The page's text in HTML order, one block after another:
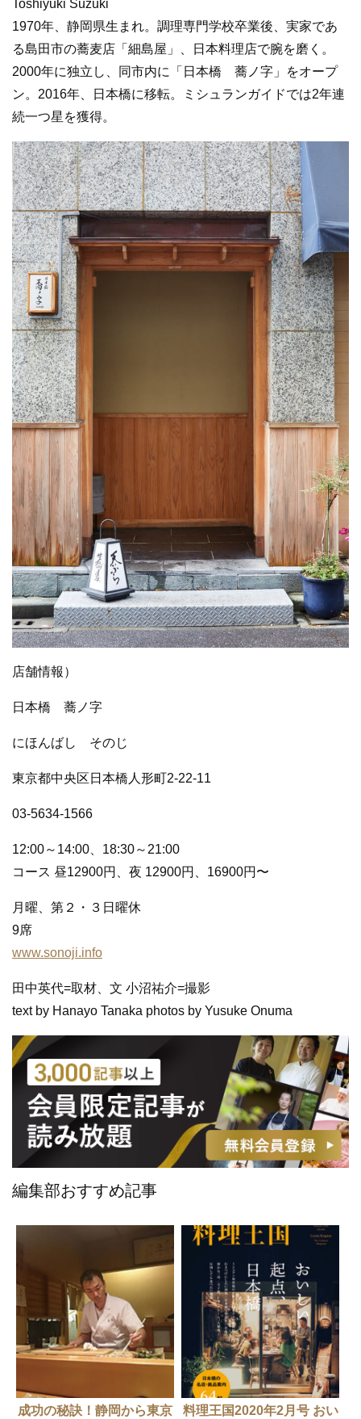
Toshiyuki Suzuki
1970年、静岡県生まれ。調理専門学校卒業後、実家であ
る島田市の蕎麦店「細島屋」、日本料理店で腕を磨く。
2000年に独立し、同市内に「日本橋 蕎ノ字」をオープ
ン。2016年、日本橋に移転。ミシュランガイドでは2年連
続一つ星を獲得。
店舗情報）
日本橋 蕎ノ字
にほんばし そのじ
東京都中央区日本橋人形町2-22-11
03-5634-1566
12:00～14:00、18:30～21:00
コース 昼12900円、夜 12900円、16900円〜
月曜、第２・３日曜休
9席
www.sonoji.info
田中英代=取材、文 小沼祐介=撮影
text by Hanayo Tanaka photos by Yusuke Onuma
編集部おすすめ記事
成功の秘訣！静岡から東京
料理王国2020年2月号 おい